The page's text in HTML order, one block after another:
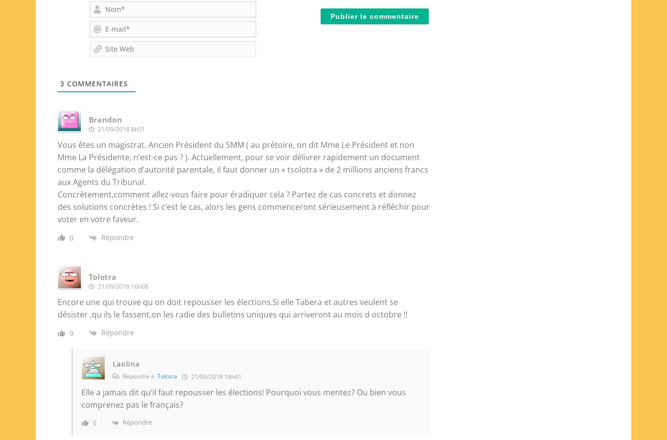
N
o
*
E
-
ai
3 COMMENTAIRES
Brandon
21/09/2018 8h01
Vous êtes un magistrat. Ancien Président du SMM ( au prétoire, on dit Mme Le Président et non
Mme La Présidente, n’est-ce pas ? ). Actuellement, pour se voir délivrer rapidement un document
comme la délégation d’autorité parentale, il faut donner un « tsolotra » de 2 millions anciens francs
aux Agents du Tribunal.
Concrètement,comment allez-vous faire pour éradiquer cela ? Partez de cas concrets et donnez
des solutions concrètes ! Si c’est le cas, alors les gens commenceront sérieusement à réfléchir pour
voter en votre faveur.
0 Répondre
Tolotra
21/09/2018 16h08
Encore une qui trouve qu on doit repousser les élections.Si elle Tabera et autres veulent se
désister ,qu ils le fassent,on les radie des bulletins uniques qui arriveront au mois d octobre !!
0 Répondre
Laolina
Répondre à Tolotra 21/09/2018 18h41
Elle a jamais dit qu’il faut repousser les élections! Pourquoi vous mentez? Ou bien vous
comprenez pas le français?
0 Répondre